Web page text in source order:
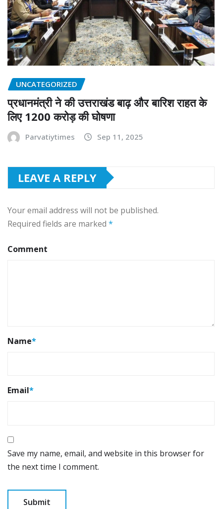
UNCATEGORIZED
प्रधानमंत्री ने की उत्तराखंड बाढ़ और बारिश राहत के
लिए 1200 करोड़ की घोषणा
Parvatiytimes Sep 11, 2025
LEAVE A REPLY
Your email address will not be published.
Required fields are marked *
Comment
Name*
Email*
Save my name, email, and website in this browser for
the next time I comment.